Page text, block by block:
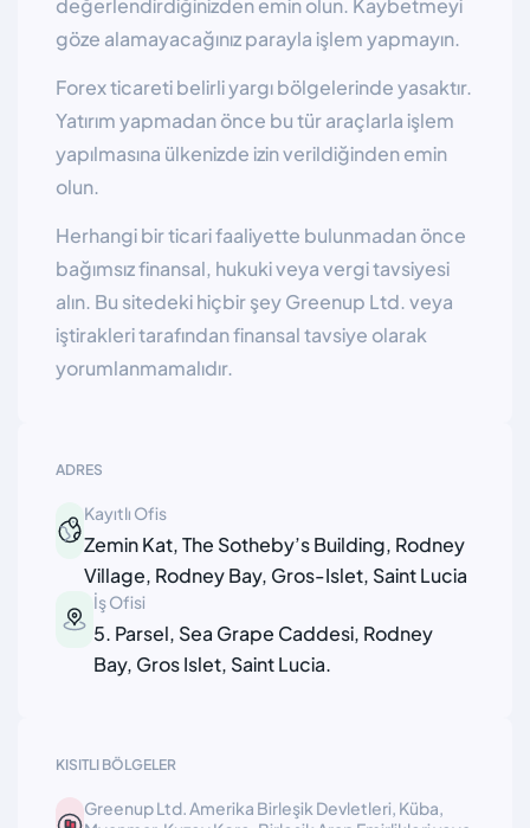
KISITLI BÖLGELER
Greenup Ltd. Amerika Birleşik Devletleri, Küba,
ADRES
Kayıtlı Ofis
Zemin Kat, The Sotheby’s Building, Rodney
Village, Rodney Bay, Gros-Islet, Saint Lucia
İş Ofisi
5. Parsel, Sea Grape Caddesi, Rodney
Bay, Gros Islet, Saint Lucia.
değerlendirdiğinizden emin olun. Kaybetmeyi
göze alamayacağınız parayla işlem yapmayın.
Forex ticareti belirli yargı bölgelerinde yasaktır.
Yatırım yapmadan önce bu tür araçlarla işlem
yapılmasına ülkenizde izin verildiğinden emin
olun.
Herhangi bir ticari faaliyette bulunmadan önce
bağımsız finansal, hukuki veya vergi tavsiyesi
alın. Bu sitedeki hiçbir şey Greenup Ltd. veya
iştirakleri tarafından finansal tavsiye olarak
yorumlanmamalıdır.